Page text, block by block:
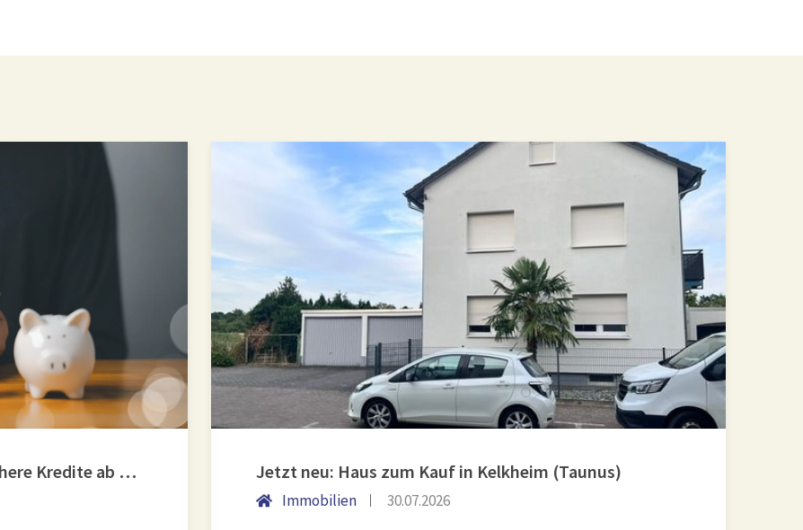
KfW-Förderung „Jung kauft Alt“: Höhere Kredite ab August 2026 Jetzt neu: Haus zum Kauf in Kelkheim (Taunus)
Immobilien 30.07.2026